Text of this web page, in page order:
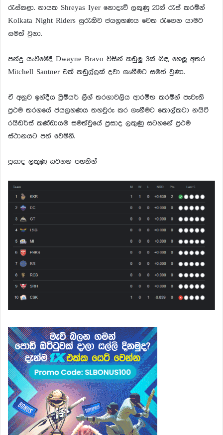
රැස්කළා. නායක Shreyas Iyer නොදැවී ලකුණු 20ක් රැස් කරමින්
Kolkata Night Riders සුරැකිව ජයග්‍රහණය වෙත රැගෙන යාමට
සමත් වුනා.
පන්දු යැවීමේදී Dwayne Bravo විසින් කඩුලු 3ක් බිඳ හෙලූ අතර
Mitchell Santner එක් කඩුල්ලක් දවා ගැනීමට සමත් වුණා.
ඒ අනුව ඉන්දීය ප්‍රිමියර් ලීග් තරගාවලිය ආරම්භ කරමින් පැවැති
ප්‍රථම තරගයේ ජයග්‍රහණය තහවුරු කර ගැනීමට කොල්කටා නයිට්
රයිඩර්ස් කණ්ඩායම සමත්වුයේ ප්‍රසාද ලකුණු සටහනේ ප්‍රථම
ස්ථානයට පත් වෙමිනි.
ප්‍රසාද ලකුණු සටහන පහතින්